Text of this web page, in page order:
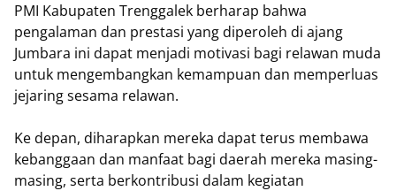
PMI Kabupaten Trenggalek berharap bahwa
pengalaman dan prestasi yang diperoleh di ajang
Jumbara ini dapat menjadi motivasi bagi relawan muda
untuk mengembangkan kemampuan dan memperluas
jejaring sesama relawan.
Ke depan, diharapkan mereka dapat terus membawa
kebanggaan dan manfaat bagi daerah mereka masing-
masing, serta berkontribusi dalam kegiatan